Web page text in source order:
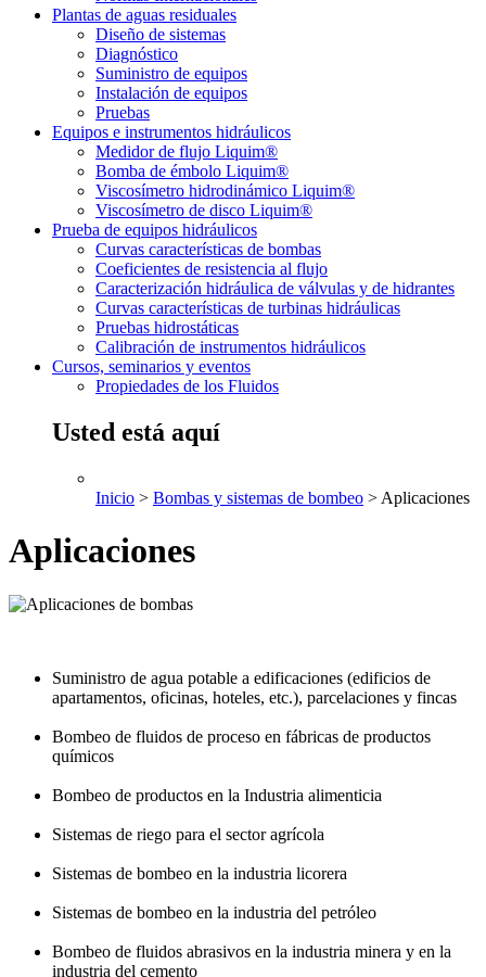
Plantas de aguas residuales
Diseño de sistemas
Diagnóstico
Suministro de equipos
Instalación de equipos
Pruebas
Equipos e instrumentos hidráulicos
Medidor de flujo Liquim®
Bomba de émbolo Liquim®
Viscosímetro hidrodinámico Liquim®
Viscosímetro de disco Liquim®
Prueba de equipos hidráulicos
Curvas características de bombas
Coeficientes de resistencia al flujo
Caracterización hidráulica de válvulas y de hidrantes
Curvas características de turbinas hidráulicas
Pruebas hidrostáticas
Calibración de instrumentos hidráulicos
Cursos, seminarios y eventos
Propiedades de los Fluidos
Usted está aquí
Inicio > Bombas y sistemas de bombeo > Aplicaciones
Aplicaciones
Suministro de agua potable a edificaciones (edificios de
apartamentos, oficinas, hoteles, etc.), parcelaciones y fincas
Bombeo de fluidos de proceso en fábricas de productos
químicos
Bombeo de productos en la Industria alimenticia
Sistemas de riego para el sector agrícola
Sistemas de bombeo en la industria licorera
Sistemas de bombeo en la industria del petróleo
Bombeo de fluidos abrasivos en la industria minera y en la
industria del cemento